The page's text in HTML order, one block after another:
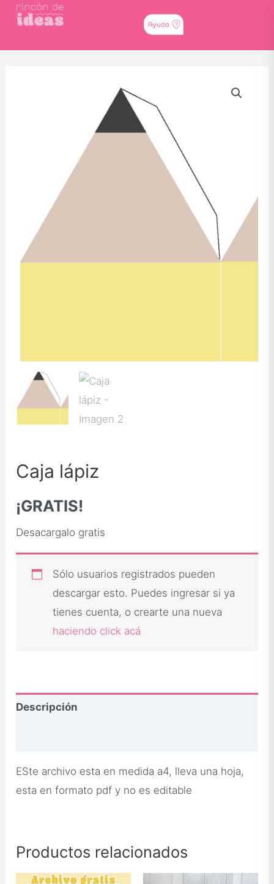
Caja lápiz
¡GRATIS!
Desacargalo gratis
Sólo usuarios registrados pueden
descargar esto. Puedes ingresar si ya
tienes cuenta, o crearte una nueva
haciendo click acá
Descripción
ESte archivo esta en medida a4, lleva una hoja,
esta en formato pdf y no es editable
Productos relacionados